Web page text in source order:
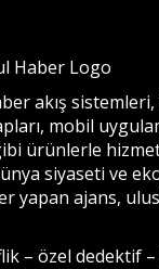
akış
mobil
ürünlerle
siyaseti ve
yapan ajans,
– özel dedektif –